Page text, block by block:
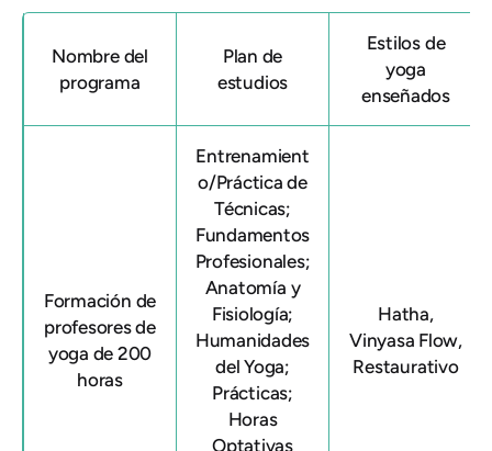
Nombre del
programa
Plan de
estudios
Estilos de
yoga
enseñados
Formación de
profesores de
yoga de 200
horas
Entrenamient
o/Práctica de
Técnicas;
Fundamentos
Profesionales;
Anatomía y
Fisiología;
Humanidades
del Yoga;
Prácticas;
Horas
Optativas
Hatha,
Vinyasa Flow,
Restaurativo